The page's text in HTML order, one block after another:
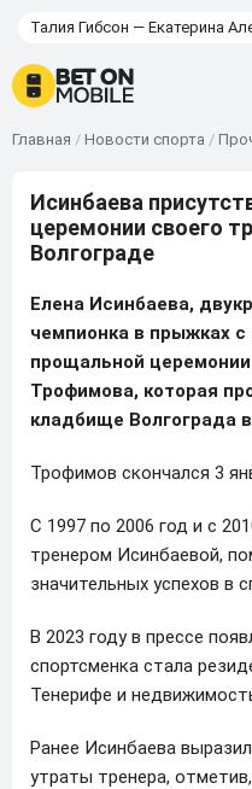
Талия Гибсон — Екатерина
Главная / Новости спорта /
Исинбаева
церемонии своего
Волгограде
Елена Исинбаева,
чемпионка в прыжках
прощальной церемонии
Трофимова, которая
кладбище Волгограда
Трофимов скончался 3
С 1997 по 2006 год и с
тренером Исинбаевой,
значительных успехов в
В 2023 году в прессе
спортсменка стала
Тенерифе и
Ранее Исинбаева
утраты тренера,